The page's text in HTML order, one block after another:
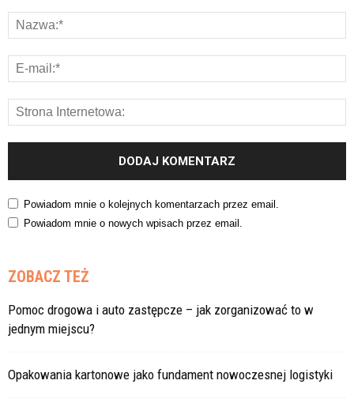
Powiadom mnie o kolejnych komentarzach przez email.
Powiadom mnie o nowych wpisach przez email.
ZOBACZ TEŻ
Pomoc drogowa i auto zastępcze – jak zorganizować to w
jednym miejscu?
Opakowania kartonowe jako fundament nowoczesnej logistyki